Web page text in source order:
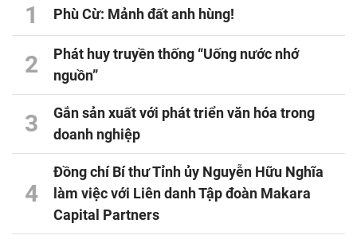
1 Phù Cừ: Mảnh đất anh hùng!
2
Phát huy truyền thống “Uống nước nhớ
nguồn”
3
Gắn sản xuất với phát triển văn hóa trong
doanh nghiệp
4
Đồng chí Bí thư Tỉnh ủy Nguyễn Hữu Nghĩa
làm việc với Liên danh Tập đoàn Makara
Capital Partners